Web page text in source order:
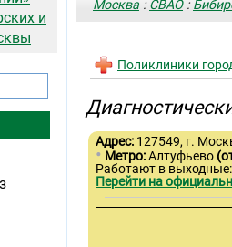
Москва :СВАО:
Поликлиники
Адрес: 127549, г.
• Метро:Алтуфьево
Работают в
Перейти на
и